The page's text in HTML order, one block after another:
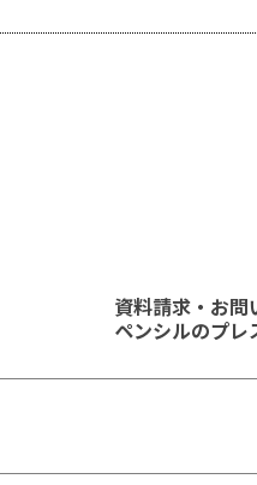
資料請求・お問
ペンシルのプレ